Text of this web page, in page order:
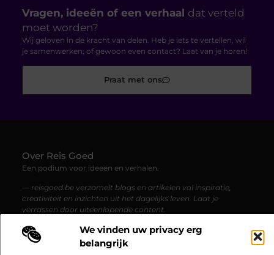
We vinden uw privacy erg
belangrijk
Vragen, ideeën of een verhaal dat verteld
moet worden?
Wij geloven in de kracht van delen. Heb je iets te vertellen, wil
je samenwerken, of gewoon even contact? Laat van je horen!
Praat met ons
Over Reis Goed
Een podium voor ideeën en verhalen.
— reisgoed.be verzamelt blogs en artikelen vol inspiratie,
creativiteit en inzichten uit het dagelijks leven. Laat je
verrassen door uiteenlopende content.
Onze
Bericht categorie